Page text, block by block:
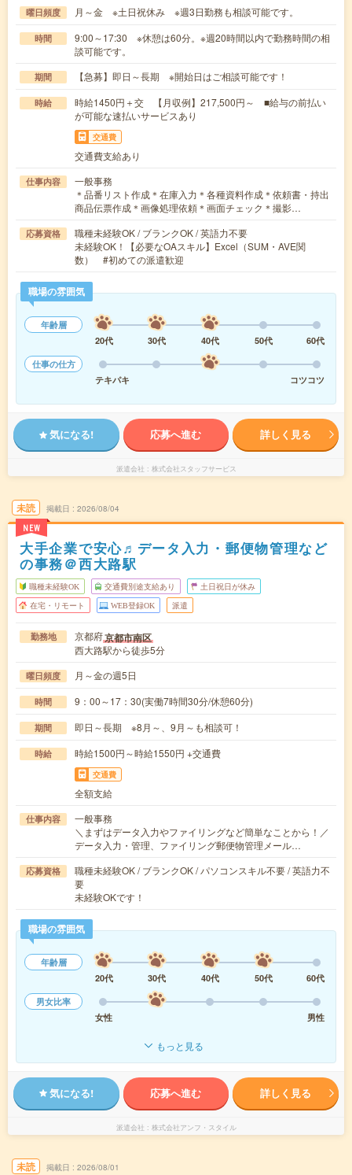
曜日頻度 月～金 ※土日祝休み ※週3日勤務も相談可能です。
時間
9:00～17:30 ※休憩は60分。※週20時間以内で勤務時間の相
談可能です。
期間 【急募】即日～長期 ※開始日はご相談可能です！
時給
時給1450円＋交 【月収例】217,500円～ ■給与の前払い
が可能な速払いサービスあり
交通費
交通費支給あり
仕事内容
一般事務
＊品番リスト作成＊在庫入力＊各種資料作成＊依頼書・持出
商品伝票作成＊画像処理依頼＊画面チェック＊撮影…
応募資格
職種未経験OK / ブランクOK / 英語力不要
未経験OK！【必要なOAスキル】Excel（SUM・AVE関
数） #初めての派遣歓迎
職場の雰囲気
年齢層
20代
30代 40代 50代
60代
仕事の仕方
テキパキ
コツコツ
気になる! 応募へ進む 詳しく見る
派遣会社 株式会社スタッフサービス
未読
NEW
掲載日 2026/08/04
大手企業で安心♬データ入力・郵便物管理など
の事務＠西大路駅
職種未経験OK 交通費別途支給あり 土日祝日が休み
在宅・リモート WEB登録OK 派遣
勤務地 京都府京都市南区
西大路駅から徒歩5分
曜日頻度 月～金の週5日
時間 9：00～17：30(実働7時間30分/休憩60分)
期間 即日～長期 ※8月～、9月～も相談可！
時給 時給1500円～時給1550円 +交通費
交通費
全額支給
仕事内容
一般事務
＼まずはデータ入力やファイリングなど簡単なことから！／
データ入力・管理、ファイリング郵便物管理メール…
応募資格
職種未経験OK / ブランクOK / パソコンスキル不要 / 英語力不
要
未経験OKです！
職場の雰囲気
年齢層
20代
30代 40代 50代
60代
男女比率
女性
男性
もっと見る
気になる! 応募へ進む 詳しく見る
派遣会社 株式会社アンフ・スタイル
未読 掲載日 2026/08/01